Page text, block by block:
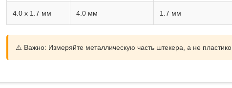
4.0 x 1.7 мм 4.0 мм 1.7 мм
⚠️ Важно: Измеряйте металлическую часть штекера, а не